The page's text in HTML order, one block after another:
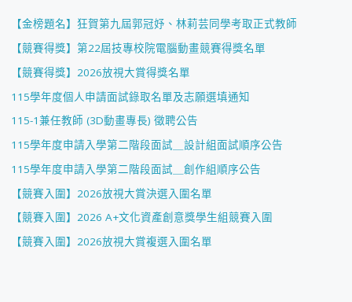
【金榜題名】狂賀第九屆郭冠妤、林莉芸同學考取正式教師
【競賽得獎】第22屆技專校院電腦動畫競賽得獎名單
【競賽得獎】2026放視大賞得獎名單
115學年度個人申請面試錄取名單及志願選填通知
115-1兼任教師 (3D動畫專長) 徵聘公告
115學年度申請入學第二階段面試＿設計組面試順序公告
115學年度申請入學第二階段面試＿創作組順序公告
【競賽入圍】2026放視大賞決選入圍名單
【競賽入圍】2026 A+文化資產創意獎學生組競賽入圍
【競賽入圍】2026放視大賞複選入圍名單